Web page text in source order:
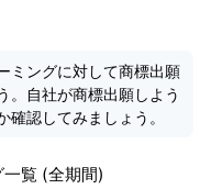
ミングに対して商標出願
。自社が商標出願しよう
認してみましょう。
覧 (全期間)